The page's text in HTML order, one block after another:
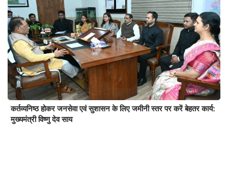
कर्तव्यनिष्ठ होकर जनसेवा एवं सुशासन के लिए जमीनी स्तर पर करें बेहतर कार्य:
मुख्यमंत्री विष्णु देव साय